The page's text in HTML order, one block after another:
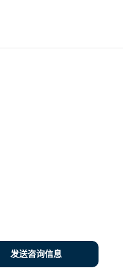
发送咨询信息